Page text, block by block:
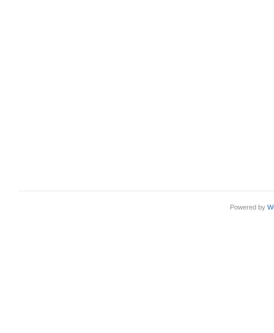
Powered by